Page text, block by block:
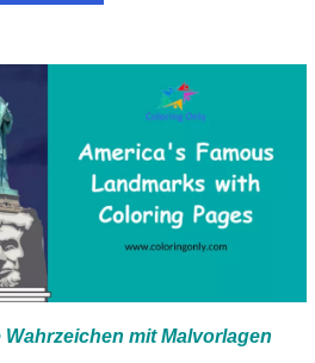
mit Malvorlagen